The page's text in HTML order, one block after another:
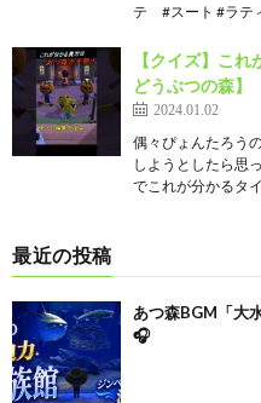
テ #スート #ラ
【クイズ】こ
どうぶつの森】
2024.01.02
偶々ぴょんたろう
しようとしたら思
でこれが分かるタ
最近の投稿
あつ森BGM「大
🎧